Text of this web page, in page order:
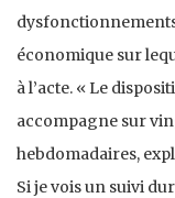
économique sur
à l’acte. « Le
accompagne sur
hebdomadaires,
Si je vois un suivi